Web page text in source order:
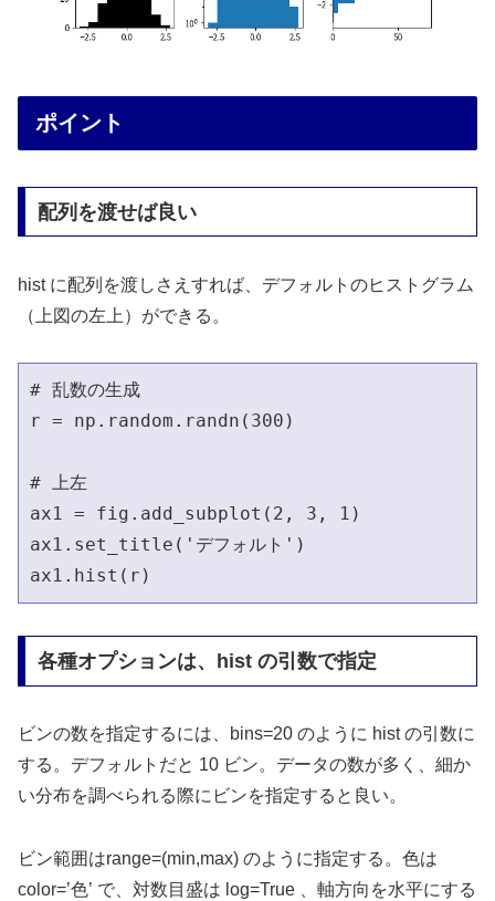
ポイント
配列を渡せば良い
hist に配列を渡しさえすれば、デフォルトのヒストグラム
（上図の左上）ができる。
#
r = np.random.randn(300)
#
ax1 = fig.add_subplot(2, 3, 1)
ax1.set_title('デフォルト')
ax1.hist(r)
各種オプションは、hist の引数で指定
ビンの数を指定するには、bins=20 のように hist の引数に
する。デフォルトだと 10 ビン。データの数が多く、細か
い分布を調べられる際にビンを指定すると良い。
ビン範囲はrange=(min,max) のように指定する。色は
color=’色’ で、対数目盛は log=True 、軸方向を水平にする